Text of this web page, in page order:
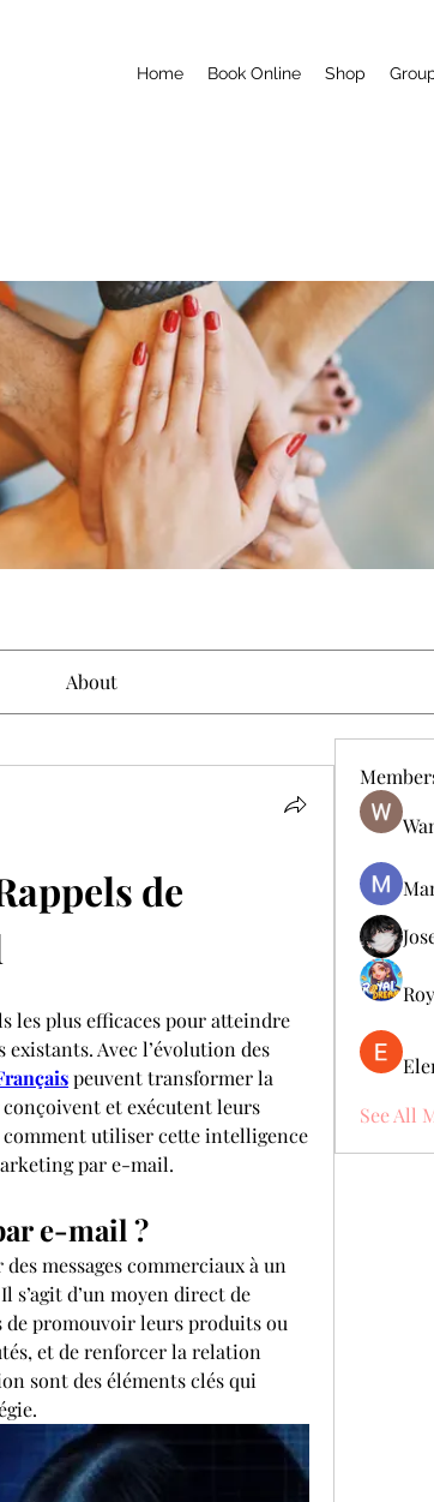
Home Book Online Shop
About
de
les plus efficaces pour atteindre
Avec l’évolution des
peuvent transformer la
et exécutent leurs
comment utiliser cette intelligence
par e-mail.
e-mail ?
messages commerciaux à un
s’agit d’un moyen direct de
promouvoir leurs produits ou
et de renforcer la relation
sont des éléments clés qui
See All